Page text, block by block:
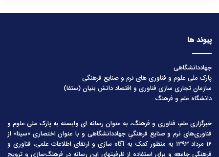
پیوند ها
جهاددانشگاهی
پارک ملی علوم و فناوری های نرم و صنایع فرهنگی
سازمان تجاری سازی فناوری و اقتصاد دانش بنیان (ستفا)
دانشگاه علم و فرهنگ
خبرگزاری علم، فناوری و فرهنگ، به عنوان رسانه ای وابسته به پارک ملی علوم و
فناوری‌های نرم و صنایع فرهنگیِ جهاددانشگاهی و با عنوان اختصاری «سینا» از
۱۶ مرداد ۱۳۹۳ به منظور کمک به آگاه سازی و ارتقای اطلاعات علمی، فناوری و
فرهنگی جامعه و برای استفاده از ظرفیتهای این رسانه در فرهنگ‌سازی و ترویج